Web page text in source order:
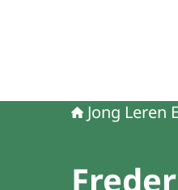
Jong Leren